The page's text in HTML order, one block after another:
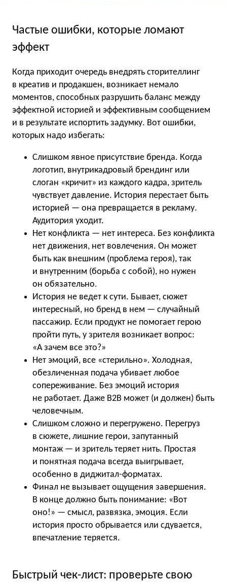
Частые ошибки, которые ломают
эффект
Когда приходит очередь внедрять сторителлинг
в креатив и продакшен, возникает немало
моментов, способных разрушить баланс между
эффектной историей и эффективным сообщением
и в результате испортить задумку. Вот ошибки,
которых надо избегать:
Слишком явное присутствие бренда. Когда
логотип, внутрикадровый брендинг или
слоган «кричит» из каждого кадра, зритель
чувствует давление. История перестает быть
историей — она превращается в рекламу.
Аудитория уходит.
Нет конфликта — нет интереса. Без конфликта
нет движения, нет вовлечения. Он может
быть как внешним (проблема героя), так
и внутренним (борьба с собой), но нужен
он обязательно.
История не ведет к сути. Бывает, сюжет
интересный, но бренд в нем — случайный
пассажир. Если продукт не помогает герою
пройти путь, у зрителя возникает вопрос:
«А зачем все это?»
Нет эмоций, все «стерильно». Холодная,
обезличенная подача убивает любое
сопереживание. Без эмоций история
не работает. Даже B2B может (и должен) быть
человечным.
Слишком сложно и перегружено. Перегруз
в сюжете, лишние герои, запутанный
монтаж — и зритель теряет нить. Простая
и понятная подача всегда выигрывает,
особенно в диджитал-форматах.
Финал не вызывает ощущения завершения.
В конце должно быть понимание: «Вот
оно!» — смысл, развязка, эмоция. Если
история просто обрывается или сдувается,
впечатление теряется.
Быстрый чек-лист: проверьте свою